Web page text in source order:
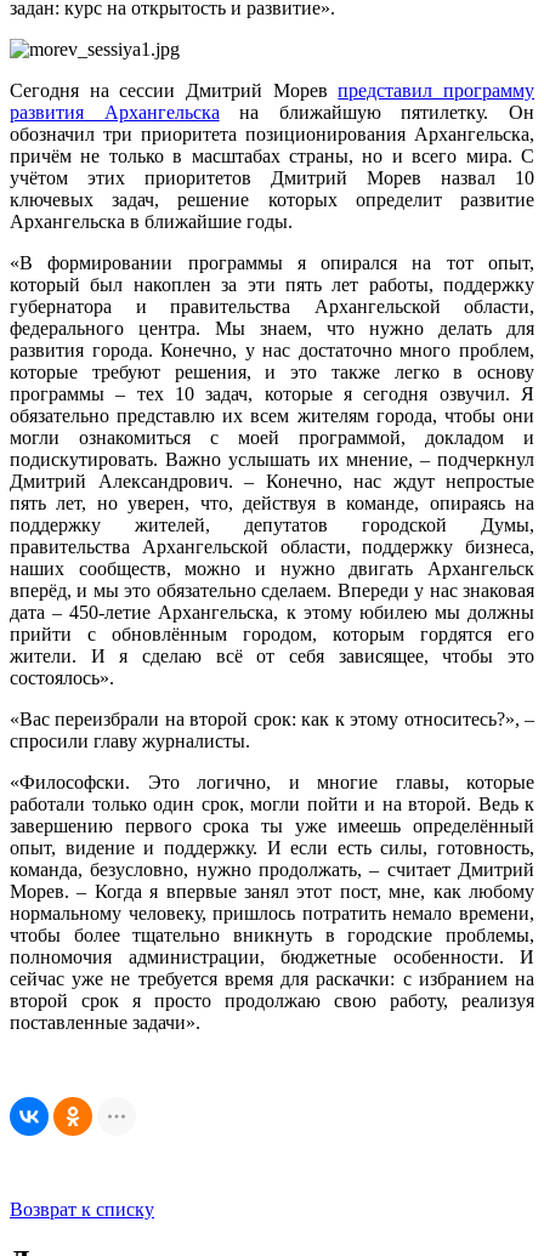
задан: курс на открытость и развитие».
Сегодня на сессии Дмитрий Моревпредставил программу
развития Архангельска на ближайшую пятилетку. Он
обозначил три приоритета позиционирования Архангельска,
причём не только в масштабах страны, но и всего мира. С
учётом этих приоритетов Дмитрий Морев назвал 10
ключевых задач, решение которых определит развитие
Архангельска в ближайшие годы.
«В формировании программы я опирался на тот опыт,
который был накоплен за эти пять лет работы, поддержку
губернатора и правительства Архангельской области,
федерального центра. Мы знаем, что нужно делать для
развития города. Конечно, у нас достаточно много проблем,
которые требуют решения, и это также легко в основу
программы – тех 10 задач, которые я сегодня озвучил. Я
обязательно представлю их всем жителям города, чтобы они
могли ознакомиться с моей программой, докладом и
подискутировать. Важно услышать их мнение, – подчеркнул
Дмитрий Александрович. – Конечно, нас ждут непростые
пять лет, но уверен, что, действуя в команде, опираясь на
поддержку жителей, депутатов городской Думы,
правительства Архангельской области, поддержку бизнеса,
наших сообществ, можно и нужно двигать Архангельск
вперёд, и мы это обязательно сделаем. Впереди у нас знаковая
дата – 450-летие Архангельска, к этому юбилею мы должны
прийти с обновлённым городом, которым гордятся его
жители. И я сделаю всё от себя зависящее, чтобы это
состоялось».
«Вас переизбрали на второй срок: как к этому относитесь?», –
спросили главу журналисты.
«Философски. Это логично, и многие главы, которые
работали только один срок, могли пойти и на второй. Ведь к
завершению первого срока ты уже имеешь определённый
опыт, видение и поддержку. И если есть силы, готовность,
команда, безусловно, нужно продолжать, – считает Дмитрий
Морев. – Когда я впервые занял этот пост, мне, как любому
нормальному человеку, пришлось потратить немало времени,
чтобы более тщательно вникнуть в городские проблемы,
полномочия администрации, бюджетные особенности. И
сейчас уже не требуется время для раскачки: с избранием на
второй срок я просто продолжаю свою работу, реализуя
поставленные задачи».
Возврат к списку